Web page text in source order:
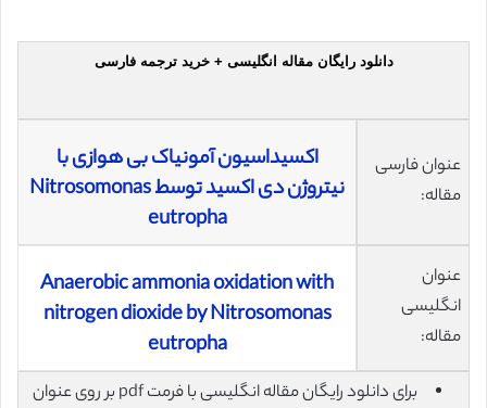
دانلود رایگان مقاله انگلیسی + خرید ترجمه فارسی
عنوان فارسی
مقاله:
اکسیداسیون آمونیاک بی هوازی با
نیتروژن دی اکسید توسط Nitrosomonas
eutropha
عنوان
انگلیسی
مقاله:
Anaerobic ammonia oxidation with
nitrogen dioxide by Nitrosomonas
eutropha
برای دانلود رایگان مقاله انگلیسی با فرمت pdf بر روی عنوان